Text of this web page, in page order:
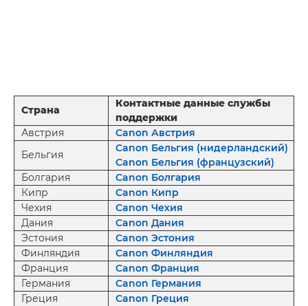
Страна
Контактные данные службы
поддержки
Австрия
Canon Австрия
Бельгия
Canon Бельгия (нидерландский)
Canon Бельгия (французский)
Болгария
Canon Болгария
Кипр
Canon Кипр
Чехия
Canon Чехия
Дания
Canon Дания
Эстония
Canon Эстония
Финляндия
Canon Финляндия
Франция
Canon Франция
Германия
Canon Германия
Греция
Canon Греция